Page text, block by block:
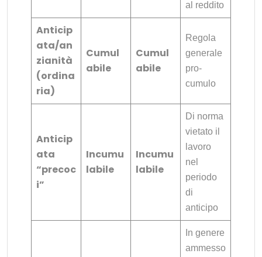
al reddito
Anticip
ata/an
zianità
(ordina
ria)
Cumul
abile
Cumul
abile
Regola
generale
pro-
cumulo
Anticip
ata
“precoc
i”
Incumu
labile
Incumu
labile
Di norma
vietato il
lavoro
nel
periodo
di
anticipo
In genere
ammesso